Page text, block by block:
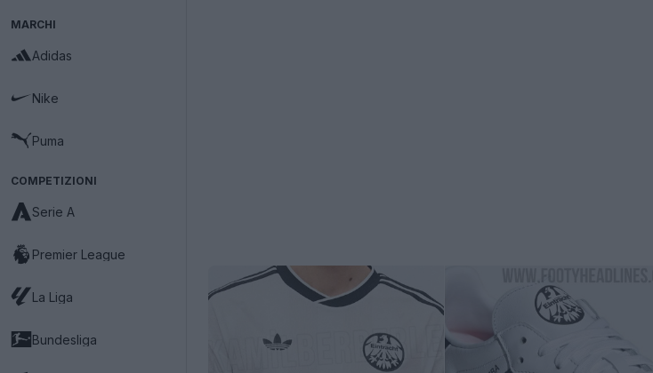
MARCHI
Adidas
Nike
Puma
COMPETIZIONI
Serie A
Premier League
La Liga
Bundesliga